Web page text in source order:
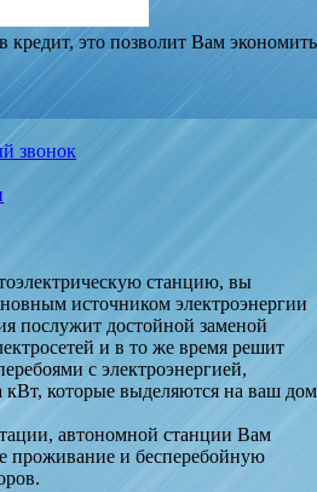
это позволит Вам экономить
звонок
станцию, вы
источником электроэнергии
послужит достойной заменой
и в то же время решит
с электроэнергией,
кВт, которые выделяются на ваш дом
автономной станции Вам
проживание и бесперебойную